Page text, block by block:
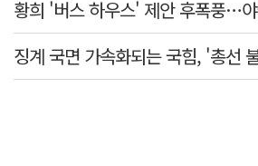
징계 국면 가속화되는 국힘, '총선